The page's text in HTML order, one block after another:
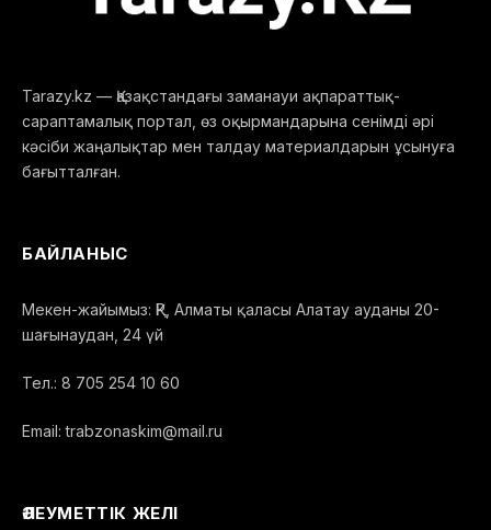
Tarazy.kz — Қазақстандағы заманауи ақпараттық-
сараптамалық портал, өз оқырмандарына сенімді әрі
кәсіби жаңалықтар мен талдау материалдарын ұсынуға
бағытталған.
БАЙЛАНЫС
Мекен-жайымыз: ҚР, Алматы қаласы Алатау ауданы 20-
шағынаудан, 24 үй
Тел.: 8 705 254 10 60
Email: trabzonaskim@mail.ru
ӘЛЕУМЕТТІК ЖЕЛІ